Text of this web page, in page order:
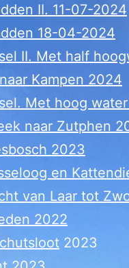
II. 11-07-2024
18-04-2024
II. Met half
Kampen 2024
Met hoog
naar Zutphen
2023
en
van Laar tot
2022
2023